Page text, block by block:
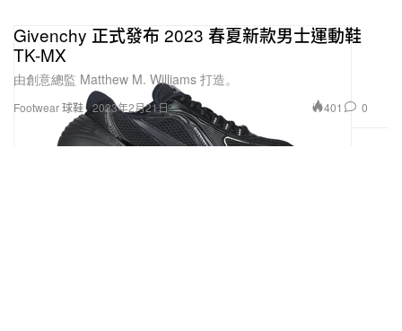
Footwear 球鞋
Givenchy 正式發布 2023 春夏新款男士運動鞋
TK-MX
由創意總監 Matthew M. Williams 打造。
2023年2月21日 401 0